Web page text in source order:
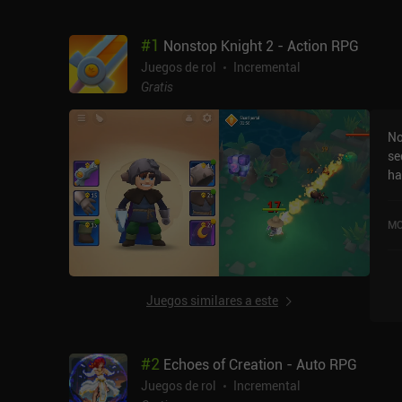
#1 Nonstop Knight 2 - Action RPG
Juegos de rol
Incremental
Gratis
Juegos similares a este
#2 Echoes of Creation - Auto RPG
Juegos de rol
Incremental